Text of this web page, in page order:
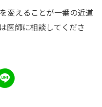
変えることが一番の近道
医師に相談してくださ